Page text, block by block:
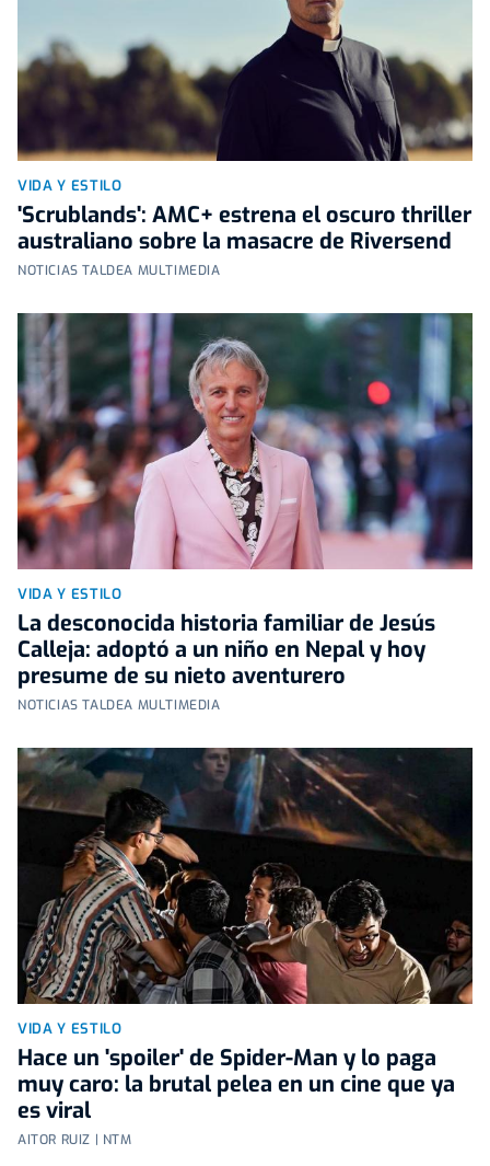
VIDA Y ESTILO
'Scrublands': AMC+ estrena el oscuro thriller
australiano sobre la masacre de Riversend
NOTICIAS TALDEA MULTIMEDIA
VIDA Y ESTILO
La desconocida historia familiar de Jesús
Calleja: adoptó a un niño en Nepal y hoy
presume de su nieto aventurero
NOTICIAS TALDEA MULTIMEDIA
VIDA Y ESTILO
Hace un 'spoiler' de Spider-Man y lo paga
muy caro: la brutal pelea en un cine que ya
es viral
AITOR RUIZ | NTM